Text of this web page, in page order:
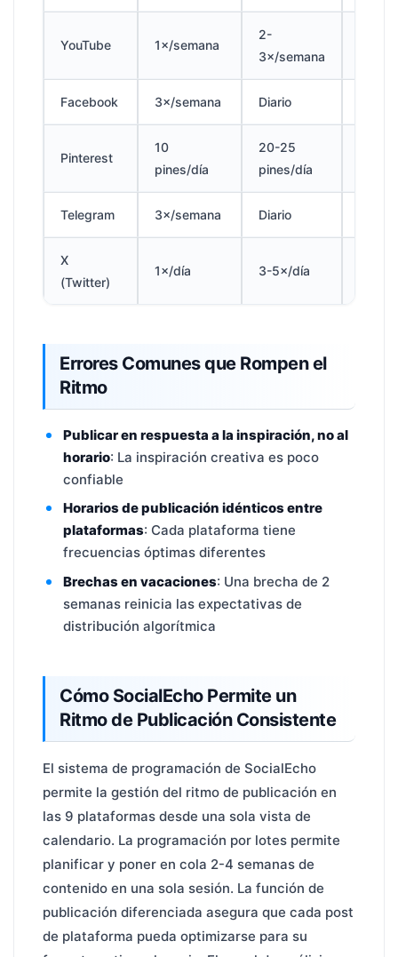
YouTube 1×/semana
2-
3×/semana
Facebook 3×/semana Diario
Pinterest
10
pines/día
20-25
pines/día
Telegram 3×/semana Diario
X
(Twitter)
1×/día 3-5×/día
Errores Comunes que Rompen el
Ritmo
Publicar en respuesta a la inspiración, no al
horario: La inspiración creativa es poco
confiable
Horarios de publicación idénticos entre
plataformas: Cada plataforma tiene
frecuencias óptimas diferentes
Brechas en vacaciones: Una brecha de 2
semanas reinicia las expectativas de
distribución algorítmica
Cómo SocialEcho Permite un
Ritmo de Publicación Consistente
El sistema de programación de SocialEcho
permite la gestión del ritmo de publicación en
las 9 plataformas desde una sola vista de
calendario. La programación por lotes permite
planificar y poner en cola 2-4 semanas de
contenido en una sola sesión. La función de
publicación diferenciada asegura que cada post
de plataforma pueda optimizarse para su